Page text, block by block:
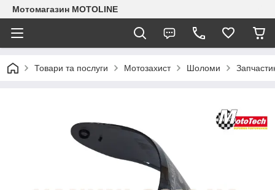
Мотомагазин MOTOLINE
Товари та послуги Мотозахист Шоломи